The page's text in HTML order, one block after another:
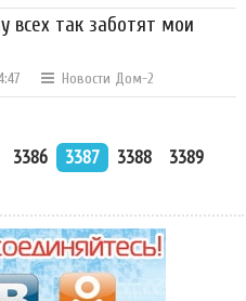
всех так заботят мои
Новости Дом-2
3386 3387 3388
3389